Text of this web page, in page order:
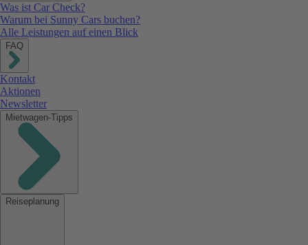
Was ist Car Check?
Warum bei Sunny Cars buchen?
Alle Leistungen auf einen Blick
FAQ
Kontakt
Aktionen
Newsletter
Mietwagen-Tipps
Reiseplanung